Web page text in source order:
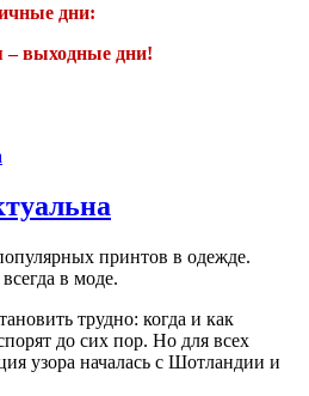
дни:
– выходные дни!
принтов в одежде.
в моде.
трудно: когда и как
до сих пор. Но для всех
узора началась с Шотландии и